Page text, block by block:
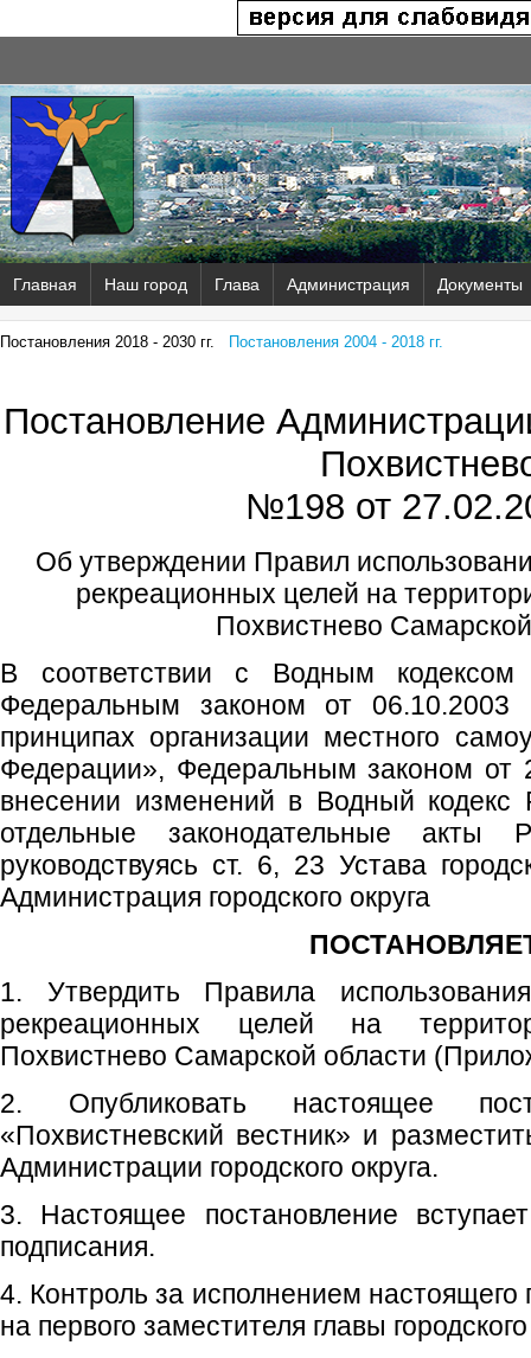
Главная Наш город Глава Администрация Документы
Постановления 2018 - 2030 гг. Постановления 2004 - 2018 гг.
Постановление
№198 от
Об утверждении Правил
рекреационных целей на
Похвистнево
В соответствии с Водным кодексом
Федеральным законом от
принципах организации местного
Федерации», Федеральным законом
внесении изменений в Водный кодекс
отдельные законодательные акты
руководствуясь ст. 6, 23 Устава
Администрация городского округа
1. Утвердить Правила
рекреационных целей на
Похвистнево Самарской области
2. Опубликовать настоящее
«Похвистневский вестник» и
Администрации городского округа.
3. Настоящее постановление
подписания.
4. Контроль за исполнением настоящего
на первого заместителя главы